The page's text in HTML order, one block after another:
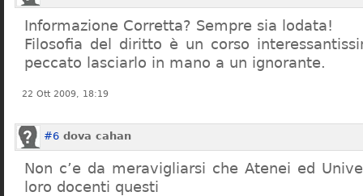
Informazione Corretta? Sempre sia lodata!
Filosofia del diritto è un corso
peccato lasciarlo in mano a un ignorante.
22 Ott 2009, 18:19
#6 dova cahan
Non c’e da meravigliarsi che Atenei ed
loro docenti questi